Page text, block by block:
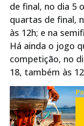
de final, no dia 5
quartas de final,
às 12h; e na
Há ainda o jogo
competição, no
18, também às